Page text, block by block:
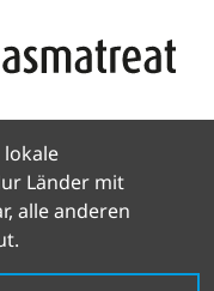
lokale
Länder mit
alle anderen